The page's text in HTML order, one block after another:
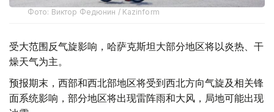
Фото: Виктор Федюнин / Kazinform
受大范围反气旋影响，哈萨克斯坦大部分地区将以炎热、干
燥天气为主。
预报期末，西部和西北部地区将受到西北方向气旋及相关锋
面系统影响，部分地区将出现雷阵雨和大风，局地可能出现